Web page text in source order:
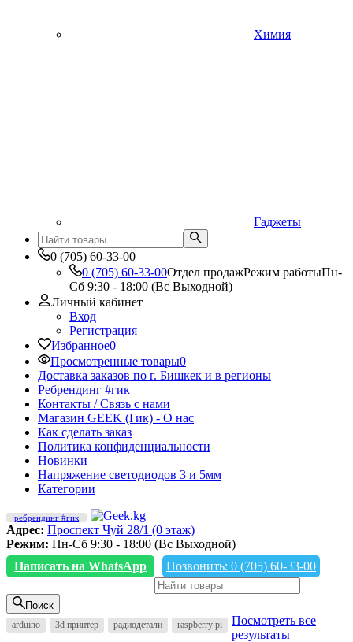
Химия
Гаджеты
0 (705) 60-33-00
0 (705) 60-33-00Отдел продажРежим работыПн-
Сб 9:30 - 18:00 (Вс Выходной)
Личный кабинет
Вход
Регистрация
Избранное0
Просмотренные товары0
Доставка заказов по г. Бишкек и в регионы
Ребрендинг #гик
Контакты / Связь с нами
Магазин GEEK (Гик) - О нас
Как сделать заказ
Политика конфиденциальности
Новинки
Напряжение светодиодов 3 и 5мм
Категории
ребрендинг #гик
Адрес: Проспект Чуй 28/1 (0 этаж)
Режим: Пн-Сб 9:30 - 18:00 (Вс Выходной)
Написать на WhatsApp
Позвонить: 0 (705) 60-33-00
Поиск
arduino 3d принтер радиодетали raspberry pi
Посмотреть все
результаты